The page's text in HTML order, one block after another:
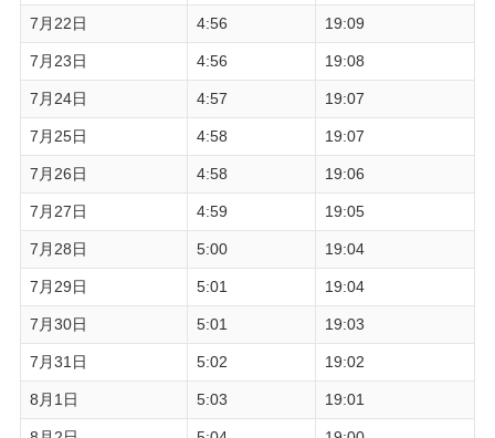
7月22日 4:56 19:09
7月23日 4:56 19:08
7月24日 4:57 19:07
7月25日 4:58 19:07
7月26日 4:58 19:06
7月27日 4:59 19:05
7月28日 5:00 19:04
7月29日 5:01 19:04
7月30日 5:01 19:03
7月31日 5:02 19:02
8月1日 5:03 19:01